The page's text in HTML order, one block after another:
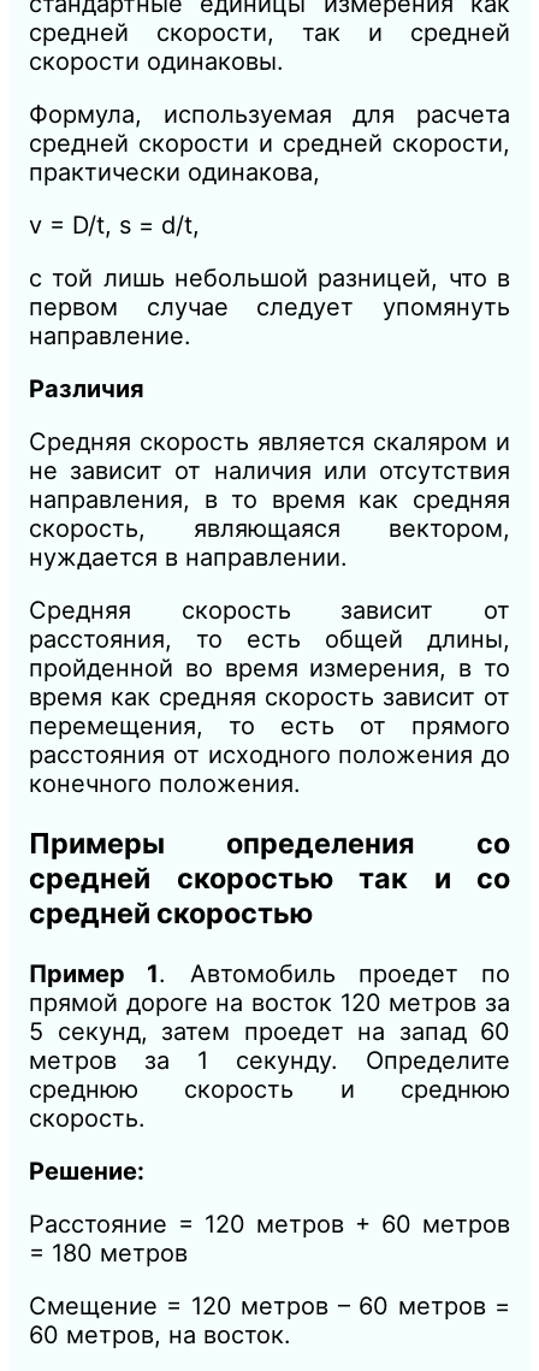
средней скорости, так и средней
скорости одинаковы.
Формула, используемая для расчета
средней скорости и средней скорости,
практически одинакова,
v = D/t, s = d/t,
с той лишь небольшой разницей, что в
первом случае следует упомянуть
направление.
Различия
Средняя скорость является скаляром и
не зависит от наличия или отсутствия
направления, в то время как средняя
скорость, являющаяся вектором,
нуждается в направлении.
Средняя скорость зависит от
расстояния, то есть общей длины,
пройденной во время измерения, в то
время как средняя скорость зависит от
перемещения, то есть от прямого
расстояния от исходного положения до
конечного положения.
Примеры определения со
средней скоростью так и со
средней скоростью
Пример 1. Автомобиль проедет по
прямой дороге на восток 120 метров за
5 секунд, затем проедет на запад 60
метров за 1 секунду. Определите
среднюю скорость и среднюю
скорость.
Решение:
Расстояние = 120 метров + 60 метров
= 180 метров
Смещение = 120 метров – 60 метров =
60 метров, на восток.